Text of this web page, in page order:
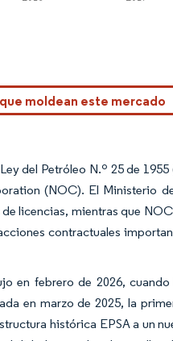
4.0.
moldean este mercado
del Petróleo N.º 25 de
(NOC). El Ministerio
licencias, mientras que
contractuales
en febrero de 2026,
en marzo de 2025, la
histórica EPSA a un